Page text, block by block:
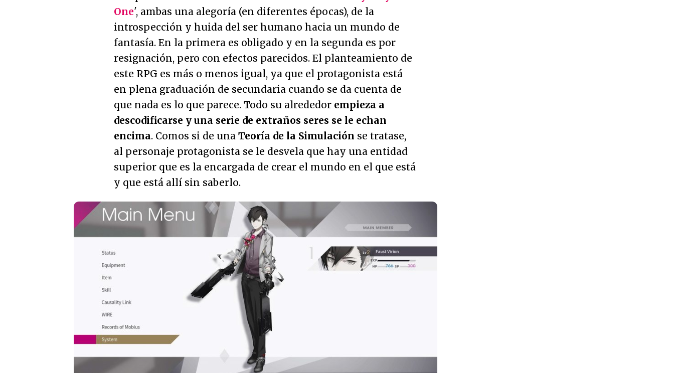
One', ambas una alegoría (en diferentes épocas), de la
introspección y huida del ser humano hacia un mundo de
fantasía. En la primera es obligado y en la segunda es por
resignación, pero con efectos parecidos. El planteamiento de
este RPG es más o menos igual, ya que el protagonista está
en plena graduación de secundaria cuando se da cuenta de
que nada es lo que parece. Todo su alrededor empieza a
descodificarse y una serie de extraños seres se le echan
encima. Comos si de una Teoría de la Simulación se tratase,
al personaje protagonista se le desvela que hay una entidad
superior que es la encargada de crear el mundo en el que está
y que está allí sin saberlo.